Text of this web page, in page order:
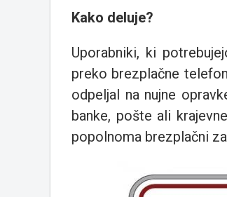
Kako deluje?
Uporabniki, ki
preko brezplačne
odpeljal na nujne
banke, pošte ali
popolnoma brezplačni